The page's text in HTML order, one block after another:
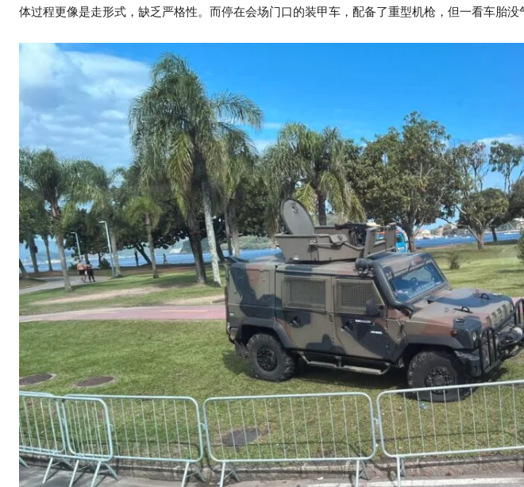
体过程更像是走形式，缺乏严格性。而停在会场门口的装甲车，配备了重型机枪，但一看车胎没